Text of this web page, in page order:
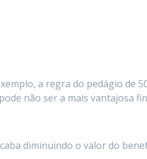
a regra do pedágio de
não ser a mais vantajosa
diminuindo o valor do